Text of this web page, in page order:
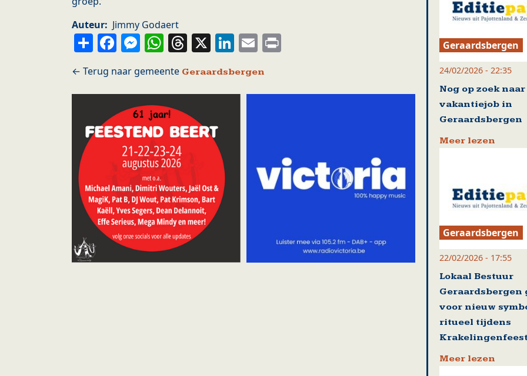
Auteur
Jimmy Godaert
ShareFacebook
Messenger
WhatsApp
Threads
X LinkedIn
Email
Geraardsbergen
Geraardsbergen
24/02/2026 - 22:35
Nog op zoek
vakantiejob in
Geraardsbergen
Meer lezen
Geraardsbergen
22/02/2026 - 17:55
Lokaal Bestuur
Geraardsbergen
voor nieuw
ritueel tijdens
Meer lezen